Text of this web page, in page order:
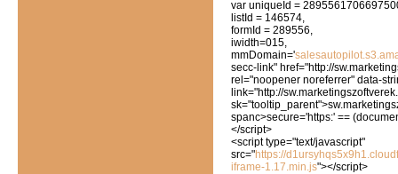
var uniqueId =
listId = 146574,
formId = 289556,
iwidth=015,
mmDomain='
secc-link" href="http://
rel="noopener noreferrer" data-
link="http://
spanc>secure='https:' ==
</script>
<script type="text/javascript"
src="https://
iframe-1.17.min.js"></script>